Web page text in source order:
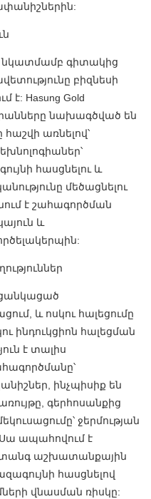
նկատմամբ գիտակից
բիզնեսի
Hasung Gold
նախագծված են
հաշվի առնելով՝
հասցնելու և
մեծացնելու
է շահագործման
և
ցանկացած
և ոսկու հալեցումը
ինդուկցիոն հալեցման
է տալիս
ինչպիսիք են
գերհոսանքից
ջերմության
ապահովում է
աշխատանքային
հասցնելով
վնասման ռիսկը: